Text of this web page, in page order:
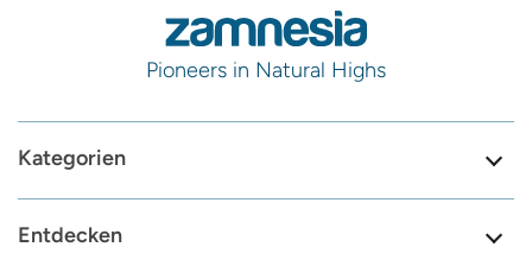
Pioneers in Natural Highs
Kategorien
Entdecken